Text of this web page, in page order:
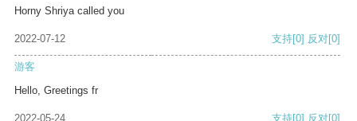
Horny Shriya called you
2022-07-12 支持[0] 反对[0]
游客
Hello, Greetings fr
2022-05-24 支持[0] 反对[0]